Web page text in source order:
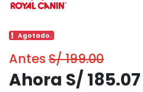
Agotado.
Antes S/ 199.00
Ahora S/ 185.07